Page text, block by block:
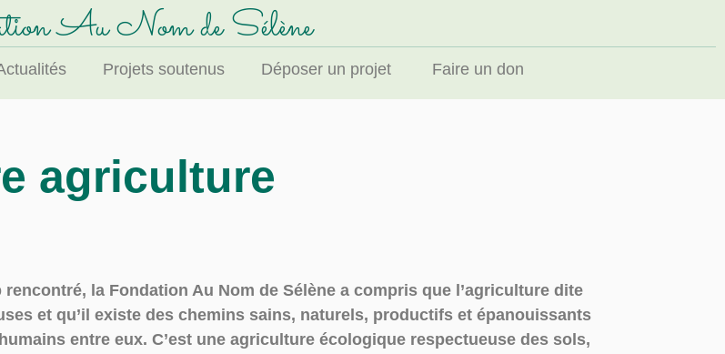
Au Nom de Sélène
Projets soutenus Déposer un projet Faire un don
agriculture
la Fondation Au Nom de Sélène a compris que l’agriculture dite
et qu’il existe des chemins sains, naturels, productifs et épanouissants
entre eux. C’est une agriculture écologique respectueuse des sols,